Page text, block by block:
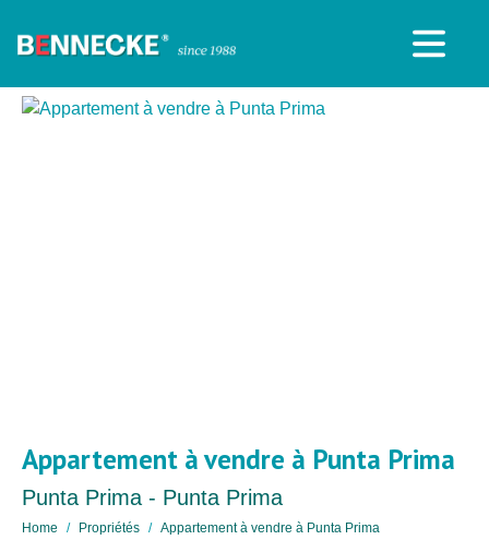
Appartement à vendre à Punta Prima
Punta Prima - Punta Prima
Home Propriétés Appartement à vendre à Punta Prima